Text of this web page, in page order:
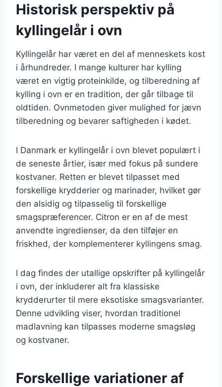
Historisk perspektiv på
kyllingelår i ovn
Kyllingelår har været en del af menneskets kost
i århundreder. I mange kulturer har kylling
været en vigtig proteinkilde, og tilberedning af
kylling i ovn er en tradition, der går tilbage til
oldtiden. Ovnmetoden giver mulighed for jævn
tilberedning og bevarer saftigheden i kødet.
I Danmark er kyllingelår i ovn blevet populært i
de seneste årtier, især med fokus på sundere
kostvaner. Retten er blevet tilpasset med
forskellige krydderier og marinader, hvilket gør
den alsidig og tilpasselig til forskellige
smagspræferencer. Citron er en af de mest
anvendte ingredienser, da den tilføjer en
friskhed, der komplementerer kyllingens smag.
I dag findes der utallige opskrifter på kyllingelår
i ovn, der inkluderer alt fra klassiske
krydderurter til mere eksotiske smagsvarianter.
Denne udvikling viser, hvordan traditionel
madlavning kan tilpasses moderne smagsløg
og kostvaner.
Forskellige variationer af